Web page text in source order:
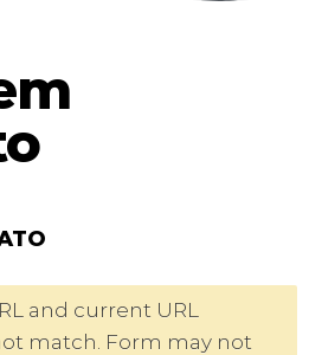
and current URL
match. Form may not